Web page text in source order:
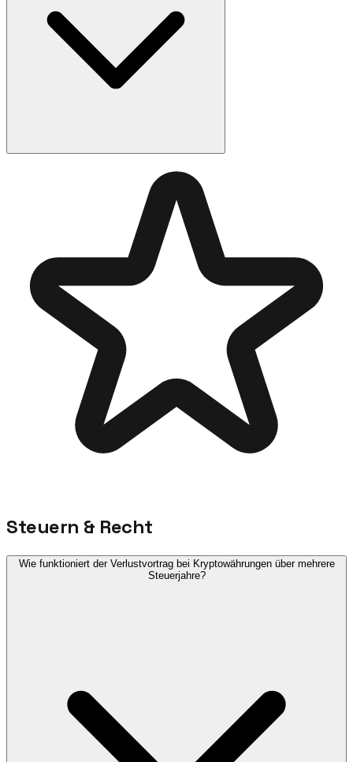
Steuern & Recht
Wie funktioniert der Verlustvortrag bei Kryptowährungen über mehrere
Steuerjahre?